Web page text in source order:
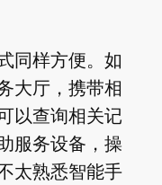
同样方便。如
大厅，携带相
以查询相关记
服务设备，操
太熟悉智能手